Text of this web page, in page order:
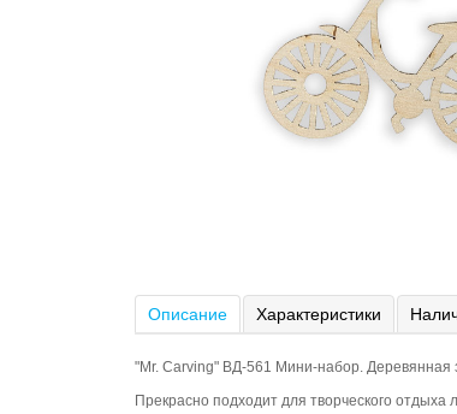
Описание Характеристики
"Mr. Carving" ВД-561 Мини-набор. Деревянная
Прекрасно подходит для творческого